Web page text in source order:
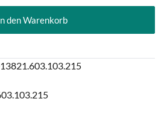
den Warenkorb